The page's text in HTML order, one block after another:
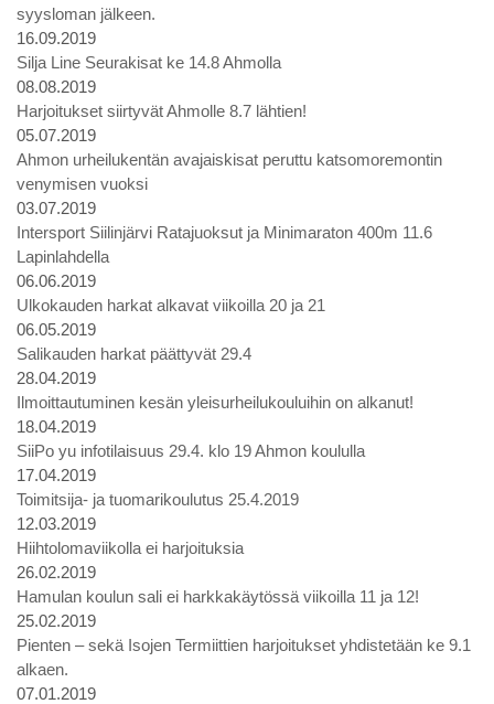
syysloman jälkeen.
16.09.2019
Silja Line Seurakisat ke 14.8 Ahmolla
08.08.2019
Harjoitukset siirtyvät Ahmolle 8.7 lähtien!
05.07.2019
Ahmon urheilukentän avajaiskisat peruttu katsomoremontin
venymisen vuoksi
03.07.2019
Intersport Siilinjärvi Ratajuoksut ja Minimaraton 400m 11.6
Lapinlahdella
06.06.2019
Ulkokauden harkat alkavat viikoilla 20 ja 21
06.05.2019
Salikauden harkat päättyvät 29.4
28.04.2019
Ilmoittautuminen kesän yleisurheilukouluihin on alkanut!
18.04.2019
SiiPo yu infotilaisuus 29.4. klo 19 Ahmon koululla
17.04.2019
Toimitsija- ja tuomarikoulutus 25.4.2019
12.03.2019
Hiihtolomaviikolla ei harjoituksia
26.02.2019
Hamulan koulun sali ei harkkakäytössä viikoilla 11 ja 12!
25.02.2019
Pienten – sekä Isojen Termiittien harjoitukset yhdistetään ke 9.1
alkaen.
07.01.2019